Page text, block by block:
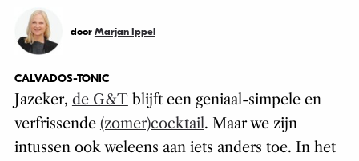
door Marjan Ippel
CALVADOS-TONIC
Jazeker, de G&Tblijft een geniaal-simpele en
verfrissende (zomer)cocktail. Maar we zijn
intussen ook weleens aan iets anders toe. In het